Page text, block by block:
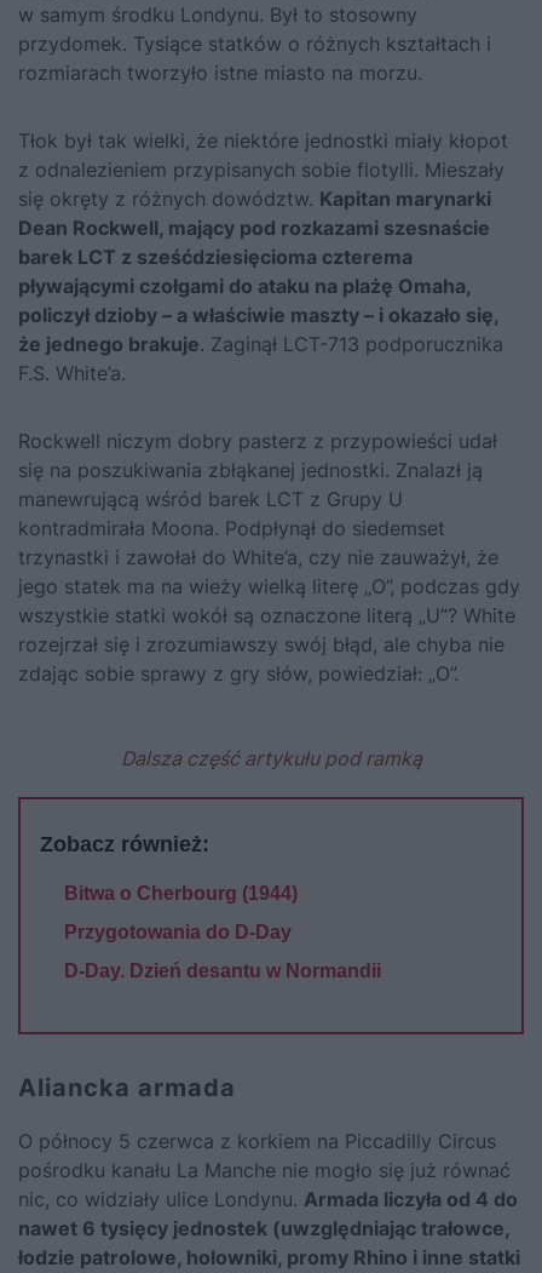
w samym środku Londynu. Był to stosowny
przydomek. Tysiące statków o różnych kształtach i
rozmiarach tworzyło istne miasto na morzu.
Tłok był tak wielki, że niektóre jednostki miały kłopot
z odnalezieniem przypisanych sobie flotylli. Mieszały
się okręty z różnych dowództw. Kapitan marynarki
Dean Rockwell, mający pod rozkazami szesnaście
barek LCT z sześćdziesięcioma czterema
pływającymi czołgami do ataku na plażę Omaha,
policzył dzioby – a właściwie maszty – i okazało się,
że jednego brakuje. Zaginął LCT-713 podporucznika
F.S. White’a.
Rockwell niczym dobry pasterz z przypowieści udał
się na poszukiwania zbłąkanej jednostki. Znalazł ją
manewrującą wśród barek LCT z Grupy U
kontradmirała Moona. Podpłynął do siedemset
trzynastki i zawołał do White’a, czy nie zauważył, że
jego statek ma na wieży wielką literę „O”, podczas gdy
wszystkie statki wokół są oznaczone literą „U”? White
rozejrzał się i zrozumiawszy swój błąd, ale chyba nie
zdając sobie sprawy z gry słów, powiedział: „O”.
Dalsza część artykułu pod ramką
Zobacz również:
Bitwa o Cherbourg (1944)
Przygotowania do D-Day
D-Day. Dzień desantu w Normandii
Aliancka armada
O północy 5 czerwca z korkiem na Piccadilly Circus
pośrodku kanału La Manche nie mogło się już równać
nic, co widziały ulice Londynu. Armada liczyła od 4 do
nawet 6 tysięcy jednostek (uwzględniając trałowce,
łodzie patrolowe, holowniki, promy Rhino i inne statki